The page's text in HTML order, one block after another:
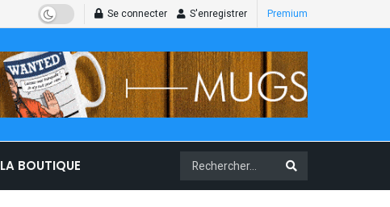
Se connecter S'enregistrer Premium
LA BOUTIQUE